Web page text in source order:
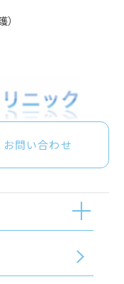
お問い合わせ